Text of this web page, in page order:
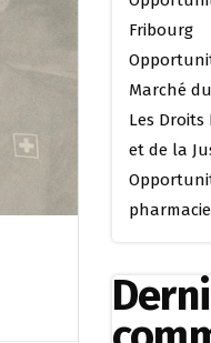
Fribourg
Marché
Les
et de la